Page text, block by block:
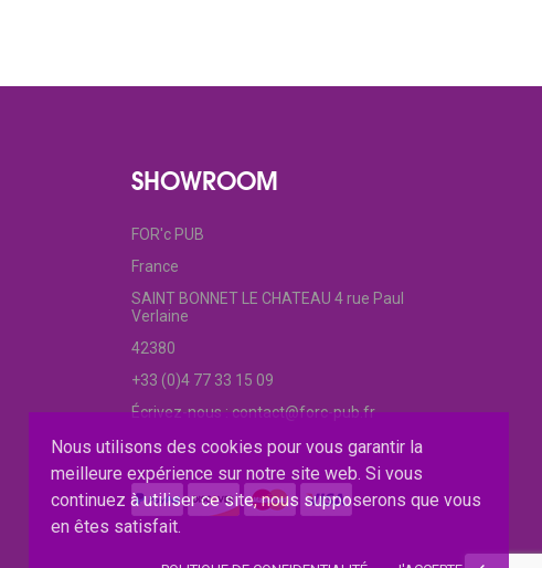
Nous utilisons des cookies pour vous garantir la
meilleure expérience sur notre site web. Si vous
continuez à utiliser ce site, nous supposerons que vous
en êtes satisfait.
SHOWROOM
FOR'c PUB
France
SAINT BONNET LE CHATEAU 4 rue Paul
Verlaine
42380
+33 (0)4 77 33 15 09
Écrivez-nous :contact@forc-pub.fr